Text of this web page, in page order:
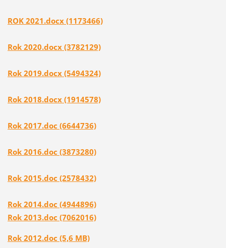
ROK 2021.docx (1173466)
Rok 2020.docx (3782129)
Rok 2019.docx (5494324)
Rok 2018.docx (1914578)
Rok 2017.doc (6644736)
Rok 2016.doc (3873280)
Rok 2015.doc (2578432)
Rok 2014.doc (4944896)
Rok 2013.doc (7062016)
Rok 2012.doc (5,6 MB)